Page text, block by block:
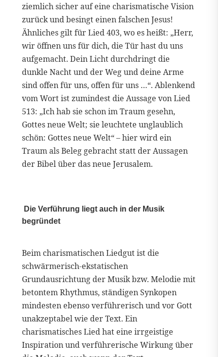
ziemlich sicher auf eine charismatische Vision
zurück und besingt einen falschen Jesus!
Ähnliches gilt für Lied 403, wo es heißt: „Herr,
wir öffnen uns für dich, die Tür hast du uns
aufgemacht. Dein Licht durchdringt die
dunkle Nacht und der Weg und deine Arme
sind offen für uns, offen für uns …“. Ablenkend
vom Wort ist zumindest die Aussage von Lied
513: „Ich hab sie schon im Traum gesehn,
Gottes neue Welt; sie leuchtete unglaublich
schön: Gottes neue Welt“ – hier wird ein
Traum als Beleg gebracht statt der Aussagen
der Bibel über das neue Jerusalem.
Die Verführung liegt auch in der Musik
begründet
Beim charismatischen Liedgut ist die
schwärmerisch-ekstatischen
Grundausrichtung der Musik bzw. Melodie mit
betontem Rhythmus, ständigen Synkopen
mindesten ebenso verführerisch und vor Gott
unakzeptabel wie der Text. Ein
charismatisches Lied hat eine irrgeistige
Inspiration und verführerische Wirkung über